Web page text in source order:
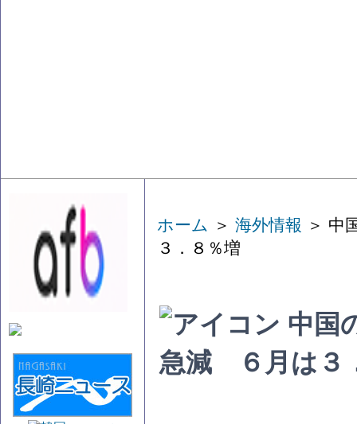
ホーム ＞ 海外情報 ＞ 中
３．８％増
中国
急減 ６月は３